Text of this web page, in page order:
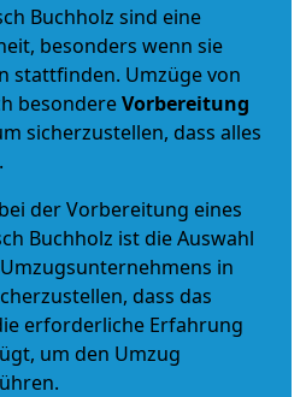
Buchholz sind eine
besonders wenn sie
stattfinden. Umzüge von
besondereVorbereitung
sicherzustellen, dass alles
der Vorbereitung eines
Buchholz ist die Auswahl
Umzugsunternehmens in
dass das
erforderliche Erfahrung
um den Umzug